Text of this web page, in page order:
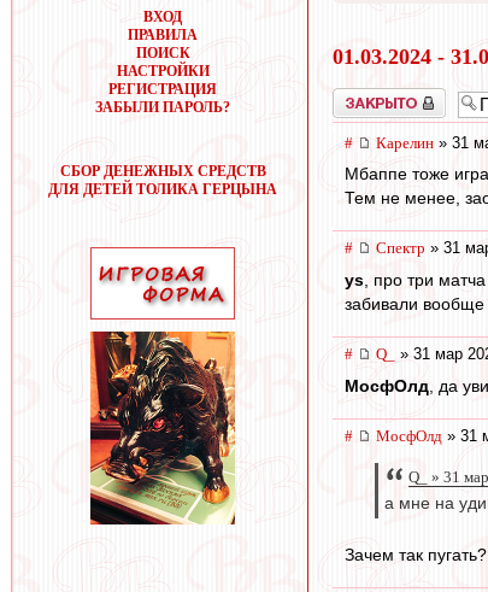
ВХОД
ПРАВИЛА
ПОИСК
НАСТРОЙКИ
РЕГИСТРАЦИЯ
ЗАБЫЛИ ПАРОЛЬ?
СБОР ДЕНЕЖНЫХ СРЕДСТВ
ДЛЯ ДЕТЕЙ ТОЛИКА ГЕРЦЫНА
01.03.2024 -
Закрыто
# Карелин » 31
Мбаппе тоже
Тем не менее,
# Спектр » 31
ys , про три
забивали вообще
# Q_ » 31 мар
МосфОлд , да
# МосфОлд » 31
Q_ » 31
а мне на
Зачем так